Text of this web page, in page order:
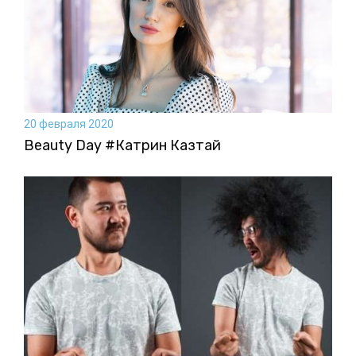
20 февраля 2020
Beauty Day #Катрин Казтай